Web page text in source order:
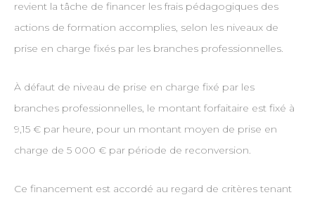
revient la tâche de financer les frais pédagogiques des
actions de formation accomplies, selon les niveaux de
prise en charge fixés par les branches professionnelles.
À défaut de niveau de prise en charge fixé par les
branches professionnelles, le montant forfaitaire est fixé à
9,15 € par heure, pour un montant moyen de prise en
charge de 5 000 € par période de reconversion.
Ce financement est accordé au regard de critères tenant